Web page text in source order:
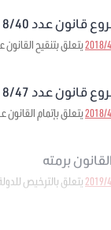
عدد 2018/40 برمته
يتعلق بتنقيح القانون عدد 95 لسنة 1999 مؤرخ في 6 ديسمبر 1999 المتعلق بإحداث صندوق ضمان تمويل الصادرات
عدد 2018/47 برمته
يتعلق بإتمام القانون عدد 11 لسنة 1988 المؤرخ في 25 فيفري 1988 المتعلق بإحداث وكالة إحياء التراث
برمته
يتعلق بالترخيص